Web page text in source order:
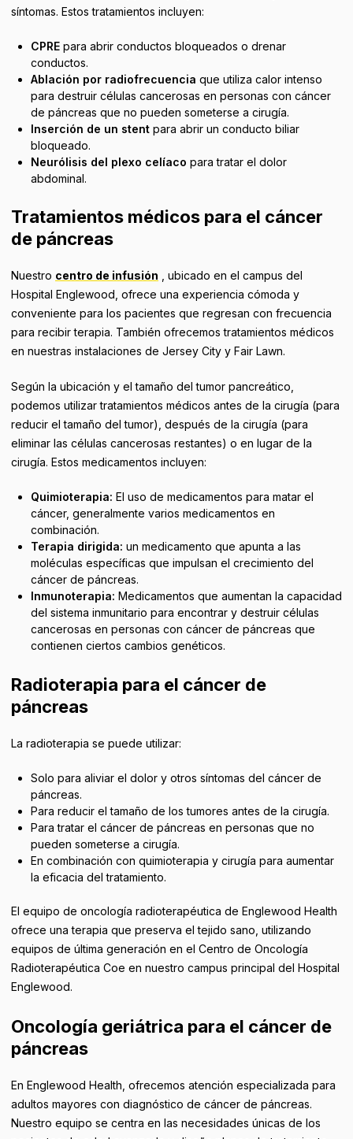
síntomas. Estos tratamientos incluyen:
CPREpara abrir conductos bloqueados o drenar
conductos.
Ablación por radiofrecuencia que utiliza calor intenso
para destruir células cancerosas en personas con cáncer
de páncreas que no pueden someterse a cirugía.
Inserción de un stentpara abrir un conducto biliar
bloqueado.
Neurólisis del plexo celíaco para tratar el dolor
abdominal.
Tratamientos médicos para el cáncer
de páncreas
Nuestro centro de infusión
, ubicado en el campus del
Hospital Englewood, ofrece una experiencia cómoda y
conveniente para los pacientes que regresan con frecuencia
para recibir terapia. También ofrecemos tratamientos médicos
en nuestras instalaciones de Jersey City y Fair Lawn.
Según la ubicación y el tamaño del tumor pancreático,
podemos utilizar tratamientos médicos antes de la cirugía (para
reducir el tamaño del tumor), después de la cirugía (para
eliminar las células cancerosas restantes) o en lugar de la
cirugía. Estos medicamentos incluyen:
Quimioterapia: El uso de medicamentos para matar el
cáncer, generalmente varios medicamentos en
combinación.
Terapia dirigida: un medicamento que apunta a las
moléculas específicas que impulsan el crecimiento del
cáncer de páncreas.
Inmunoterapia: Medicamentos que aumentan la capacidad
del sistema inmunitario para encontrar y destruir células
cancerosas en personas con cáncer de páncreas que
contienen ciertos cambios genéticos.
Radioterapia para el cáncer de
páncreas
La radioterapia se puede utilizar:
Solo para aliviar el dolor y otros síntomas del cáncer de
páncreas.
Para reducir el tamaño de los tumores antes de la cirugía.
Para tratar el cáncer de páncreas en personas que no
pueden someterse a cirugía.
En combinación con quimioterapia y cirugía para aumentar
la eficacia del tratamiento.
El equipo de oncología radioterapéutica de Englewood Health
ofrece una terapia que preserva el tejido sano, utilizando
equipos de última generación en el Centro de Oncología
Radioterapéutica Coe en nuestro campus principal del Hospital
Englewood.
Oncología geriátrica para el cáncer de
páncreas
En Englewood Health, ofrecemos atención especializada para
adultos mayores con diagnóstico de cáncer de páncreas.
Nuestro equipo se centra en las necesidades únicas de los